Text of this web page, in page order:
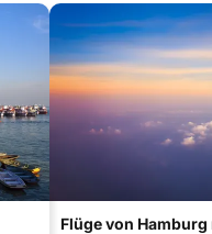
Flüge von